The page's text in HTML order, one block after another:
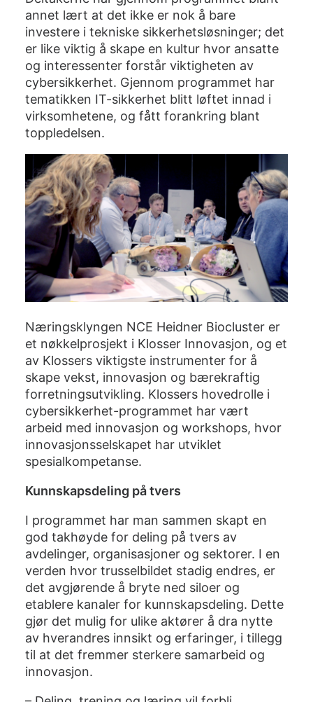
annet lært at det ikke er nok å bare
investere i tekniske sikkerhetsløsninger; det
er like viktig å skape en kultur hvor ansatte
og interessenter forstår viktigheten av
cybersikkerhet. Gjennom programmet har
tematikken IT-sikkerhet blitt løftet innad i
virksomhetene, og fått forankring blant
toppledelsen.
Næringsklyngen NCE Heidner Biocluster er
et nøkkelprosjekt i Klosser Innovasjon, og et
av Klossers viktigste instrumenter for å
skape vekst, innovasjon og bærekraftig
forretningsutvikling. Klossers hovedrolle i
cybersikkerhet-programmet har vært
arbeid med innovasjon og workshops, hvor
innovasjonsselskapet har utviklet
spesialkompetanse.
Kunnskapsdeling på tvers
I programmet har man sammen skapt en
god takhøyde for deling på tvers av
avdelinger, organisasjoner og sektorer. I en
verden hvor trusselbildet stadig endres, er
det avgjørende å bryte ned siloer og
etablere kanaler for kunnskapsdeling. Dette
gjør det mulig for ulike aktører å dra nytte
av hverandres innsikt og erfaringer, i tillegg
til at det fremmer sterkere samarbeid og
innovasjon.